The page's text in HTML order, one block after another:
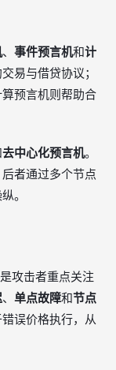
、 事件预言机和计
易与借贷协议；
预言机则帮助合
去中心化预言机。
者通过多个节点
。
攻击者重点关注
、 单点故障和节点
误价格执行，从